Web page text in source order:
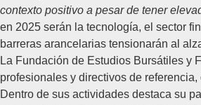
contexto positivo a pesar de tener
en 2025 serán la tecnología, el sector
barreras arancelarias tensionarán al
La Fundación de Estudios Bursátiles y
profesionales y directivos de
Dentro de sus actividades destaca su